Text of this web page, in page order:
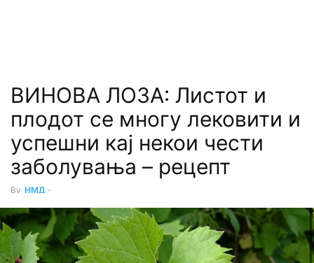
ВИНОВА ЛОЗА: Листот и
плодот се многу лековити и
успешни кај некои чести
заболувања – рецепт
By НМД -